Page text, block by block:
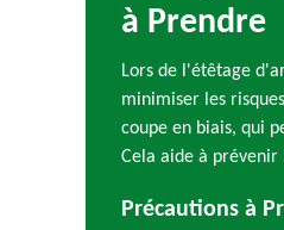
à Prendre
Lors de l'étêtage
minimiser les
coupe en biais, qui
Cela aide à
Précautions à